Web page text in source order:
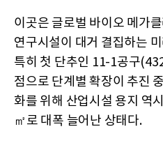
이곳은 글로벌 바이오 메가
연구시설이 대거 결집하는
특히 첫 단추인 11-1공구
점으로 단계별 확장이 추진
화를 위해 산업시설 용지 역
㎡로 대폭 늘어난 상태다.